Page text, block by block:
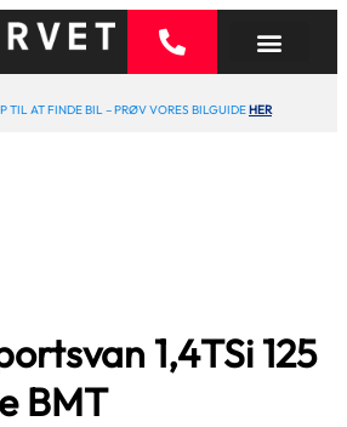
TIL AT FINDE BIL – PRØV VORES BILGUIDEHER
1,4TSi 125
BMT